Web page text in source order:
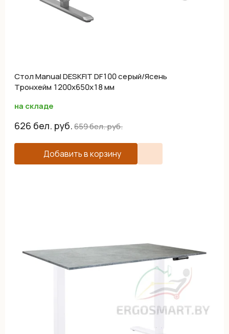
Cтол Manual DESKFIT DF100 серый/Ясень
Тронхейм 1200х650х18 мм
на складе
626 бел. руб.659бел. руб.
Добавить в корзину